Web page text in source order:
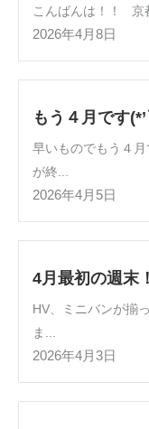
こんばんは！！ 京
2026年4月8日
もう４月です
早いものでもう４
が終...
2026年4月5日
4月最初の週末
HV、ミニバンが揃
ま...
2026年4月3日